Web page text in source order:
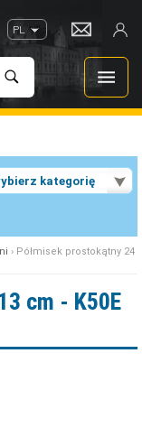
PL
kategorię
› Półmisek prostokątny 24
cm - K50E